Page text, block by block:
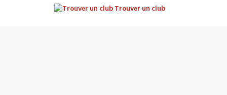
Trouver un club